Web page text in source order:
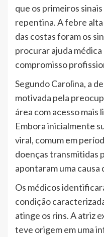
que os primeiros
repentina. A febre
das costas foram os
procurar ajuda
compromisso
Segundo Carolina, a
motivada pela
área com acesso mais
Embora inicialmente
viral, comum em
doenças transmitidas
apontaram uma
Os médicos
condição
atinge os rins. A atriz
teve origem em uma